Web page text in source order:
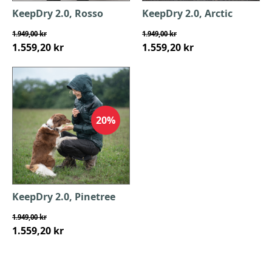
KeepDry 2.0, Rosso
1.949,00 kr
1.559,20 kr
KeepDry 2.0, Arctic
1.949,00 kr
1.559,20 kr
KeepDry 2.0, Pinetree
1.949,00 kr
20%
1.559,20 kr